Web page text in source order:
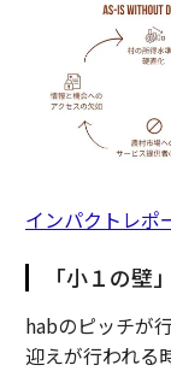
インパクトレポ
「小１の壁
habのピッチが
迎えが行われる